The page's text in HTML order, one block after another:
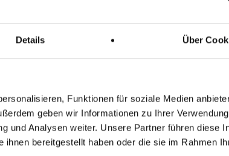
Details Über
Funktionen für soziale Medien
geben wir Informationen zu Ihrer
und Analysen weiter. Unsere Partner führen diese
bereitgestellt haben oder die sie im Rahmen
Prfg.